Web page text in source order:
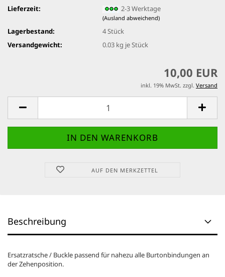
Lieferzeit:
2-3 Werktage
(Ausland abweichend)
Lagerbestand: 4 Stück
Versandgewicht:
0.03 kg je Stück
10,00 EUR
inkl. 19% MwSt. zzgl. Versand
AUF DEN MERKZETTEL
Beschreibung
Ersatzratsche / Buckle passend für nahezu alle Burtonbindungen an
der Zehenposition.